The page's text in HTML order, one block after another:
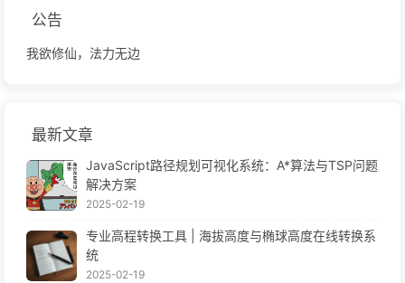
公告
我欲修仙，法力无边
最新文章
JavaScript路径规划可视化系统：A*算法与TSP问题
解决方案
2025-02-19
专业高程转换工具 | 海拔高度与椭球高度在线转换系
统
2025-02-19